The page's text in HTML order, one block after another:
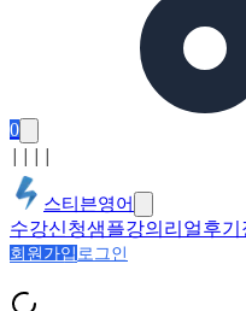
0
스티븐영어
수강신청샘플강의 리얼후기
회원가입 로그인